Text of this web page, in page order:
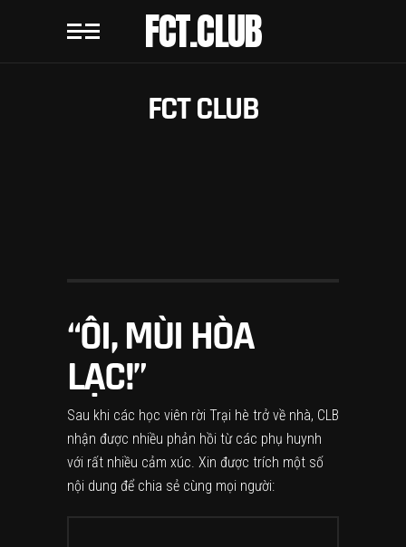
FCT.CLUB
FCT CLUB
“ÔI, MÙI HÒA
LẠC!”
Sau khi các học viên rời Trại hè trở về nhà, CLB
nhận được nhiều phản hồi từ các phụ huynh
với rất nhiều cảm xúc. Xin được trích một số
nội dung để chia sẻ cùng mọi người: